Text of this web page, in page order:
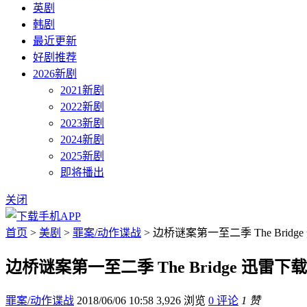
英剧
韩剧
最近更新
好剧推荐
2026新剧
2021新剧
2022新剧
2023新剧
2024新剧
2025新剧
即将播出
关闭
首页 > 美剧 > 罪案/动作谍战 > 边桥谜案第一至二季 The
边桥谜案第一至二季 The Bridge 迅雷下载
罪案/动作谍战 2018/06/06 10:58 3,926 浏览 0 评论 1 赞